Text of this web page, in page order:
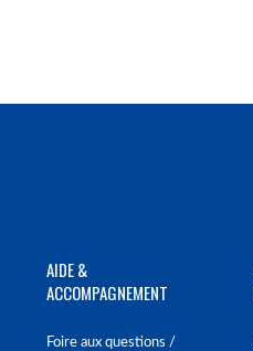
AIDE &
ACCOMPAGNEMENT
Foire aux questions /